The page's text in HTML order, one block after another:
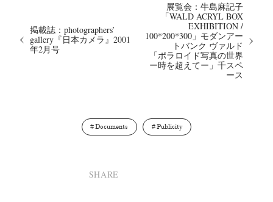
掲載誌：photographers’
gallery『日本カメラ』2001
年2月号
展覧会：牛島麻記子
「WALD ACRYL BOX
EXHIBITION /
100*200*300」モダンアー
トバンク ヴァルド
「ポラロイド写真の世界
ー時を超えてー」千スペ
ース
Documents Publicity
SHARE